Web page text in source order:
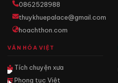
0862528988
thuykhuepalace@gmail.com
hoachthon.com
VĂN HÓA VIỆT
Tích chuyện xưa
Phong tục Việt